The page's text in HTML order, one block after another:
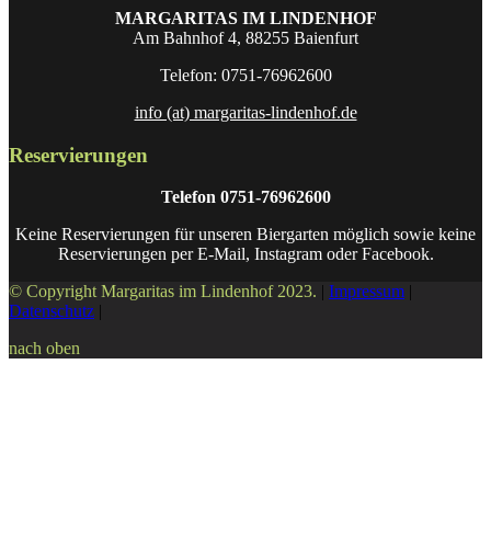
MARGARITAS IM LINDENHOF
Am Bahnhof 4, 88255 Baienfurt
Telefon: 0751-76962600
info (at) margaritas-lindenhof.de
Reservierungen
Telefon 0751-76962600
Keine Reservierungen für unseren Biergarten möglich sowie keine
Reservierungen per E-Mail, Instagram oder Facebook.
© Copyright Margaritas im Lindenhof 2023. | Impressum |
Datenschutz |
nach oben